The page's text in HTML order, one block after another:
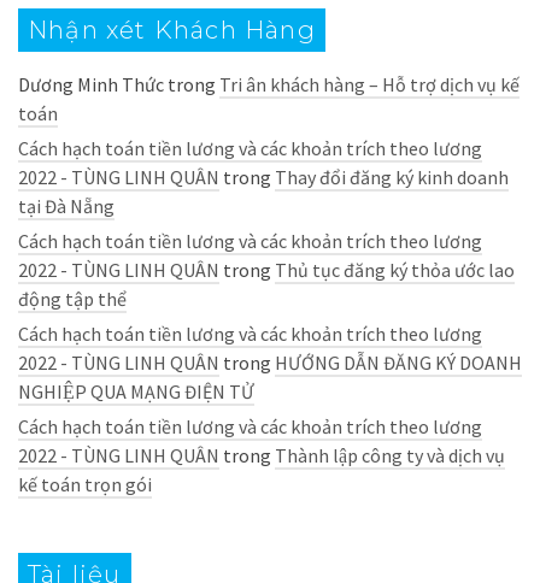
Nhận xét Khách Hàng
Dương Minh Thức trong Tri ân khách hàng – Hỗ trợ dịch vụ kế
toán
Cách hạch toán tiền lương và các khoản trích theo lương
2022 - TÙNG LINH QUÂN trong Thay đổi đăng ký kinh doanh
tại Đà Nẵng
Cách hạch toán tiền lương và các khoản trích theo lương
2022 - TÙNG LINH QUÂN trong Thủ tục đăng ký thỏa ước lao
động tập thể
Cách hạch toán tiền lương và các khoản trích theo lương
2022 - TÙNG LINH QUÂN trong HƯỚNG DẪN ĐĂNG KÝ DOANH
NGHIỆP QUA MẠNG ĐIỆN TỬ
Cách hạch toán tiền lương và các khoản trích theo lương
2022 - TÙNG LINH QUÂN trong Thành lập công ty và dịch vụ
kế toán trọn gói
Tài liệu